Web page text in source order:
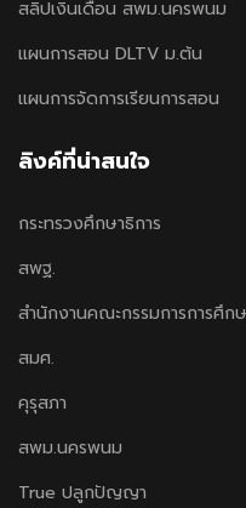
สลิปเงินเดือน สพม.นครพนม
แผนการสอน DLTV ม.ต้น
แผนการจัดการเรียนการสอน
ลิงค์ที่น่าสนใจ
กระทรวงศึกษาธิการ
สพฐ.
สำนักงานคณะกรรมการการศึก
สมศ.
คุรุสภา
สพม.นครพนม
True ปลูกปัญญา